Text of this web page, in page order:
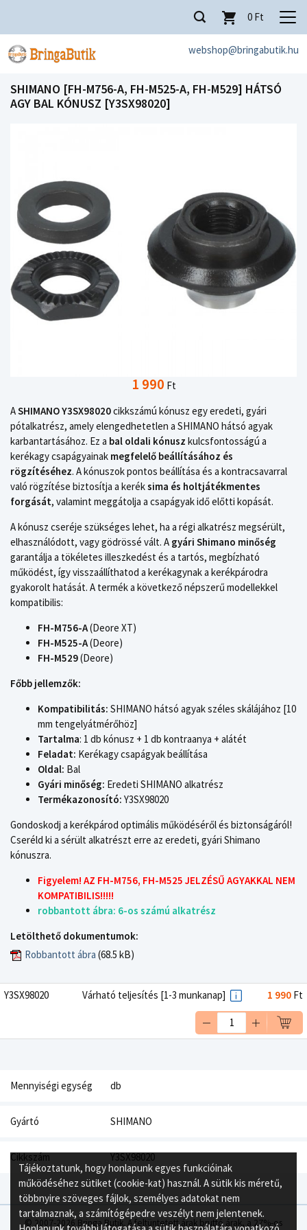
webshop@bringabutik.hu
0 Ft
SHIMANO [FH-M756-A, FH-M525-A, FH-M529] HÁTSÓ
AGY BAL KÓNUSZ [Y3SX98020]
1 990 Ft
ASHIMANO Y3SX98020cikkszámú kónusz egy eredeti, gyári
pótalkatrész, amely elengedhetetlen a SHIMANO hátsó agyak
karbantartásához. Ez a bal oldali kónusz kulcsfontosságú a
kerékagy csapágyainak megfelelő beállításához és
rögzítéséhez. A kónuszok pontos beállítása és a kontracsavarral
való rögzítése biztosítja a keréksima és holtjátékmentes
forgását, valamint meggátolja a csapágyak idő előtti kopását.
A kónusz cseréje szükséges lehet, ha a régi alkatrész megsérült,
elhasználódott, vagy gödrössé vált. A gyári Shimano minőség
garantálja a tökéletes illeszkedést és a tartós, megbízható
működést, így visszaállíthatod a kerékagynak a kerékpárodra
gyakorolt hatását. A termék a következő népszerű modellekkel
kompatibilis:
FH-M756-A(Deore XT)
FH-M525-A(Deore)
FH-M529(Deore)
Főbb jellemzők:
Kompatibilitás: SHIMANO hátsó agyak széles skálájához [10
mm tengelyátmérőhöz]
Tartalma: 1 db kónusz + 1 db kontraanya + alátét
Feladat: Kerékagy csapágyak beállítása
Oldal: Bal
Gyári minőség: Eredeti SHIMANO alkatrész
Termékazonosító: Y3SX98020
Gondoskodj a kerékpárod optimális működéséről és biztonságáról!
Cseréld ki a sérült alkatrészt erre az eredeti, gyári Shimano
kónuszra.
Figyelem! AZ FH-M756, FH-M525 JELZÉSŰ AGYAKKAL NEM
KOMPATIBILIS!!!!!
robbantott ábra: 6-os számú alkatrész
Letölthető dokumentumok:
Robbantott ábra (68.5 kB)
Y3SX98020 Várható teljesítés [1-3 munkanap] 1 990 Ft
Mennyiségi egység db
Gyártó SHIMANO
Cikkszám Y3SX98020
© 2007-2026 Bringa Butik. A feltüntetett árak bruttó árak, a 27%-os
Tájékoztatunk, hogy honlapunk egyes funkcióinak
működéséhez sütiket (cookie-kat) használ. A sütik kis méretű,
többnyire szöveges fájlok, személyes adatokat nem
tartalmaznak, a számítógépedre veszélyt nem jelentenek.